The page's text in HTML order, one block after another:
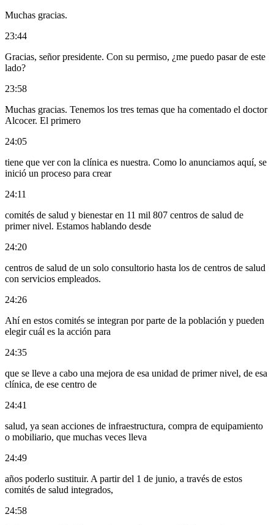
Muchas gracias.
23:44
Gracias, señor presidente. Con su permiso, ¿me puedo pasar de este
lado?
23:58
Muchas gracias. Tenemos los tres temas que ha comentado el doctor
Alcocer. El primero
24:05
tiene que ver con la clínica es nuestra. Como lo anunciamos aquí, se
inició un proceso para crear
24:11
comités de salud y bienestar en 11 mil 807 centros de salud de
primer nivel. Estamos hablando desde
24:20
centros de salud de un solo consultorio hasta los de centros de salud
con servicios empleados.
24:26
Ahí en estos comités se integran por parte de la población y pueden
elegir cuál es la acción para
24:35
que se lleve a cabo una mejora de esa unidad de primer nivel, de esa
clínica, de ese centro de
24:41
salud, ya sean acciones de infraestructura, compra de equipamiento
o mobiliario, que muchas veces lleva
24:49
años poderlo sustituir. A partir del 1 de junio, a través de estos
comités de salud integrados,
24:58